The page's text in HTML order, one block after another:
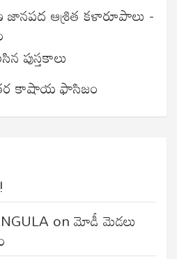
ఆశ్రిత కళారూపాలు -
పుస్తకాలు
కాషాయ ఫాసిజం
onమోడీ మెడలు